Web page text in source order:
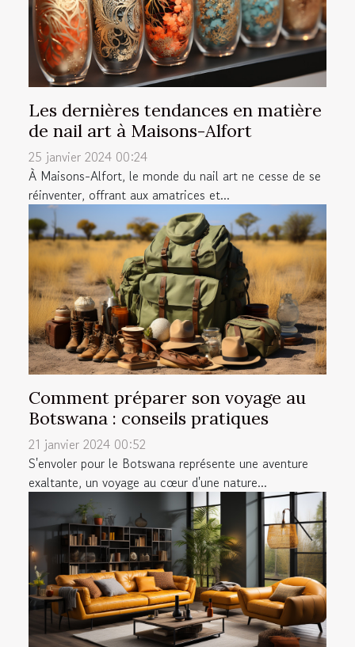
Les dernières tendances en matière
de nail art à Maisons-Alfort
25 janvier 2024 00:24
À Maisons-Alfort, le monde du nail art ne cesse de se
réinventer, offrant aux amatrices et...
Comment préparer son voyage au
Botswana : conseils pratiques
21 janvier 2024 00:52
S'envoler pour le Botswana représente une aventure
exaltante, un voyage au cœur d'une nature...